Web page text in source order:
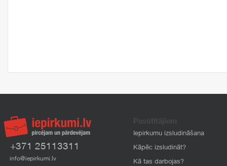
+371 25113311
info@iepirkumi.lv
Pasūtītājiem
Iepirkumu izsludināšana
Kāpēc izsludināt?
Kā tas darbojas?